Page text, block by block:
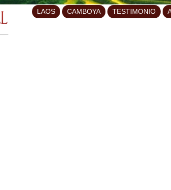
LAOS CAMBOYA TESTIMONIO